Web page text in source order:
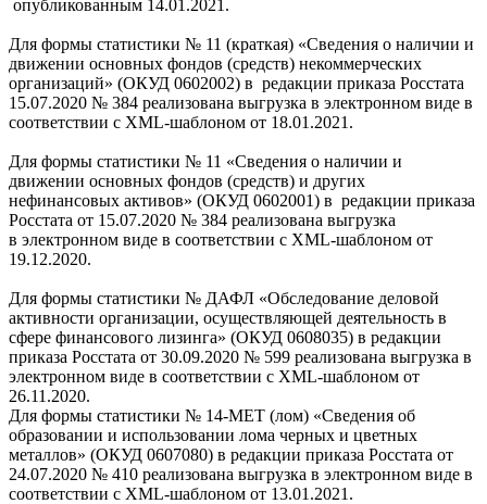
опубликованным 14.01.2021.
Для формы статистики № 11 (краткая) «Сведения о наличии и
движении основных фондов (средств) некоммерческих
организаций» (ОКУД 0602002) в редакции приказа Росстата
15.07.2020 № 384 реализована выгрузка в электронном виде в
соответствии с XML-шаблоном от 18.01.2021.
Для формы статистики № 11 «Сведения о наличии и
движении основных фондов (средств) и других
нефинансовых активов» (ОКУД 0602001) в редакции приказа
Росстата от 15.07.2020 № 384 реализована выгрузка
в электронном виде в соответствии с XML-шаблоном от
19.12.2020.
Для формы статистики № ДАФЛ «Обследование деловой
активности организации, осуществляющей деятельность в
сфере финансового лизинга» (ОКУД 0608035) в редакции
приказа Росстата от 30.09.2020 № 599 реализована выгрузка в
электронном виде в соответствии с XML-шаблоном от
26.11.2020.
Для формы статистики № 14-МЕТ (лом) «Сведения об
образовании и использовании лома черных и цветных
металлов» (ОКУД 0607080) в редакции приказа Росстата от
24.07.2020 № 410 реализована выгрузка в электронном виде в
соответствии с XML-шаблоном от 13.01.2021.